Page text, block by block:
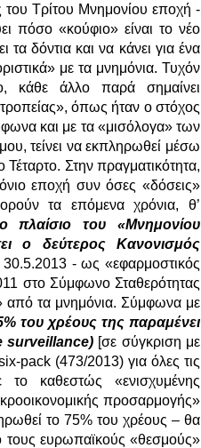
του Τρίτου Μνημονίου εποχή -
πόσο «κούφιο» είναι το νέο
δόντια και να κάνει για ένα
με τα μνημόνια. Τυχόν
κάθε άλλο παρά σημαίνει
όπως ήταν ο στόχος
και με τα «μισόλογα» των
τείνει να εκπληρωθεί μέσω
Στην πραγματικότητα,
εποχή συν όσες «δόσεις»
τα επόμενα χρόνια, θ’
του «Μνημονίου
ο δεύτερος Κανονισμός
30.5.2013 - ως «εφαρμοστικός
στο Σύμφωνο Σταθερότητας
από τα μνημόνια. Σύμφωνα με
του χρέους της παραμένει
surveillance) [σε σύγκριση με
pack (473/2013) για όλες τις
καθεστώς «ενισχυμένης
προσαρμογής»
το 75% του χρέους – θα
τους ευρωπαϊκούς «θεσμούς»